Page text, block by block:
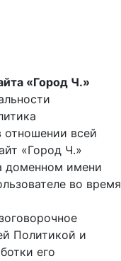
«Город Ч.»
отношении всей
«Город Ч.»
доменном имени
во время
Политикой и
его